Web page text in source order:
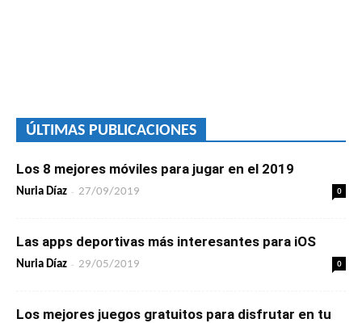
ÚLTIMAS PUBLICACIONES
Los 8 mejores móviles para jugar en el 2019
Nuria Díaz - 27/09/2019 0
Las apps deportivas más interesantes para iOS
Nuria Díaz - 29/05/2019 0
Los mejores juegos gratuitos para disfrutar en tu